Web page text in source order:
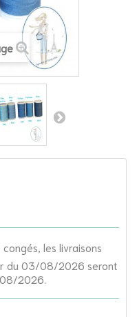
congés, les livraisons
du 03/08/2026 seront
2026.